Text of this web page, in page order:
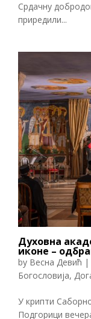
Срдачну
приредили...
Духовна
иконе –
by Весна Девић |
Богословија,
У крипти
Подгорици